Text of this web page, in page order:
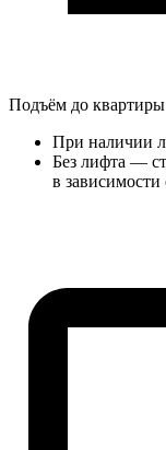
Подъём до квартиры
При наличии
Без лифта —
в зависимости